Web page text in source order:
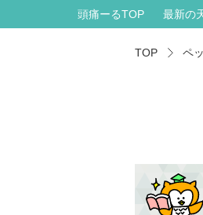
頭痛ーるTOP 最新の
TOP ペ